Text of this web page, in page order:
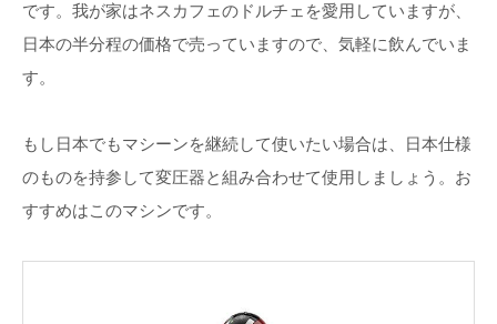
です。我が家はネスカフェのドルチェを愛用していますが、
日本の半分程の価格で売っていますので、気軽に飲んでいま
す。
もし日本でもマシーンを継続して使いたい場合は、日本仕様
のものを持参して変圧器と組み合わせて使用しましょう。お
すすめはこのマシンです。